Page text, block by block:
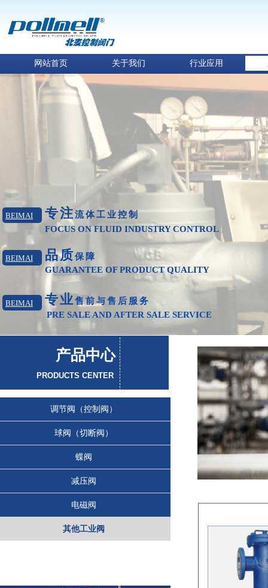
网站首页 关于我们 行业应用
专注流体工业控制
FOCUS ON FLUID INDUSTRY CONTROL
BEIMAI
品质保障
GUARANTEE OF PRODUCT QUALITY
BEIMAI
专业售前与售后服务
PRE SALE AND AFTER SALE SERVICE
BEIMAI
产品中心
PRODUCTS CENTER
调节阀（控制阀）
球阀（切断阀）
蝶阀
减压阀
电磁阀
其他工业阀